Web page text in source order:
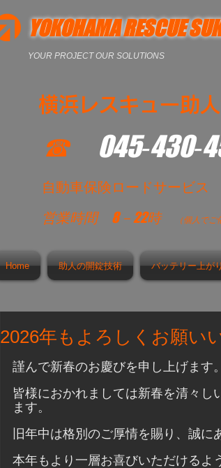
YOKOHAMA RESCUE
YOUR PROJECT OUR SOLUTIONS
横浜レスキュー助
☎
自動車保険ロードサービス
営業時間 8－22時 （個人でご
Home 助人の開錠技術 バッテリー上が
2026年もよろしくお願い
謹んで新春のお慶びを申し上げます。
皆様におかれましては新春を清々
ます。
旧年中は格別のご厚情を賜り、誠に
本年もより一層お喜びいただけるよ